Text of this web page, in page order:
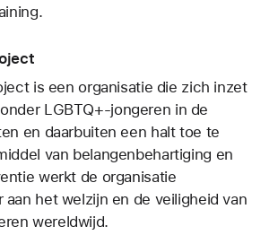
is een organisatie die zich inzet
LGBTQ+-jongeren in de
en daarbuiten een halt toe te
van belangenbehartiging en
werkt de organisatie
aan het welzijn en de veiligheid van
wereldwijd.